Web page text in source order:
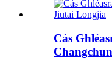
Cás